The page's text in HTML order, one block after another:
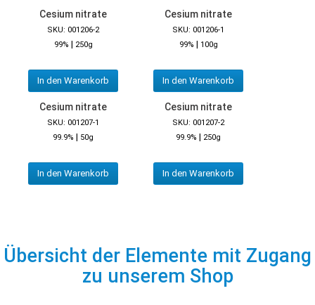
Cesium nitrate
SKU: 001206-2
99% | 250g
In den Warenkorb
Cesium nitrate
SKU: 001206-1
99% | 100g
In den Warenkorb
Cesium nitrate
SKU: 001207-1
99.9% | 50g
In den Warenkorb
Cesium nitrate
SKU: 001207-2
99.9% | 250g
In den Warenkorb
Übersicht der Elemente mit Zugang
zu unserem Shop